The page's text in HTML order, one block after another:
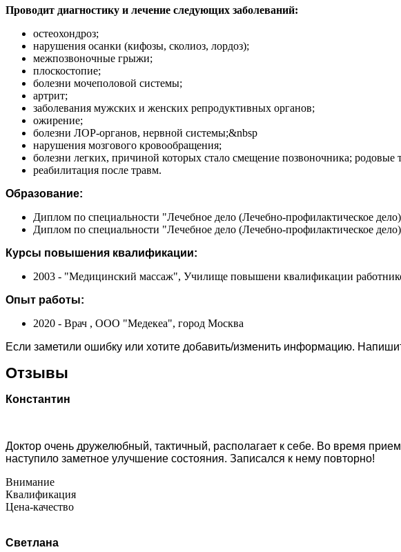
Проводит диагностику и лечение следующих заболеваний:
остеохондроз;
нарушения осанки (кифозы, сколиоз, лордоз);
межпозвоночные грыжи;
плоскостопие;
болезни мочеполовой системы;
артрит;
заболевания мужских и женских репродуктивных органов;
ожирение;
болезни ЛОР-органов, нервной системы;&nbsp
нарушения мозгового кровообращения;
болезни легких, причиной которых стало смещение позвоночника; родовые
реабилитация после травм.
Образование:
Диплом по специальности "Лечебное дело (Лечебно-профилактическое
Диплом по специальности "Лечебное дело (Лечебно-профилактическое
Курсы повышения квалификации:
2003 - "Медицинский массаж", Училище повышени квалификации
Опыт работы:
2020 - Врач , ООО "Медекеа", город Москва
Если заметили ошибку или хотите добавить/изменить информацию.
Отзывы
Константин
Доктор очень дружелюбный, тактичный, располагает к себе. Во время
наступило заметное улучшение состояния. Записался к нему повторно!
Внимание
Квалификация
Цена-качество
Светлана